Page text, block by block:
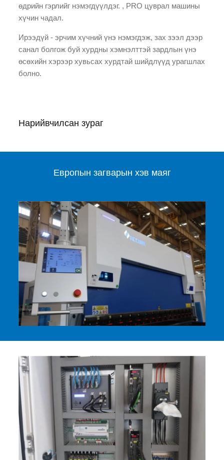
өдрийн гэрлийг нэмэгдүүлдэг. , PRO цуврал машины
хүчин чадал.
Ирээдүй - эрчим хүчний үнэ нэмэгдэж, зах зээл дээр
санал болгож буй хурдны хэмнэлттэй зардлын үнэ
өсөхийн хэрээр хувьсах хурдтай шийдлүүд урагшлах
болно.
Нарийвчилсан зураг
Европын загварын хэв маяг